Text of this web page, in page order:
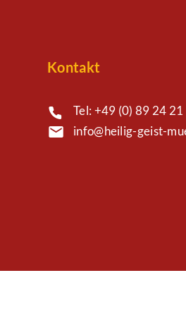
Kontakt
Tel: +49 (0) 89 24
info@heilig-geist-